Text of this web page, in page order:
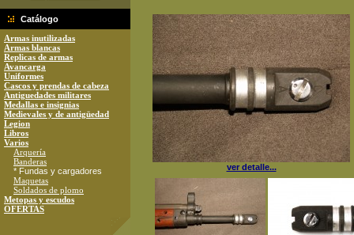
Catálogo
Armas inutilizadas
Armas blancas
Replicas de armas
Avancarga
Uniformes
Cascos y prendas de cabeza
Antiguedades militares
Medallas e insignias
Medievales y de antigüedad
Legion
Libros
Varios
Arquería
Banderas
* Fundas y cargadores
Maquetas
Soldados de plomo
Metopas y escudos
OFERTAS
ver detalle...